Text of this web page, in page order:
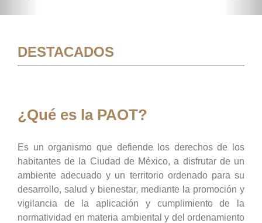
DESTACADOS
¿Qué es la PAOT?
Es un organismo que defiende los derechos de los
habitantes de la Ciudad de México, a disfrutar de un
ambiente adecuado y un territorio ordenado para su
desarrollo, salud y bienestar, mediante la promoción y
vigilancia de la aplicación y cumplimiento de la
normatividad en materia ambiental y del ordenamiento